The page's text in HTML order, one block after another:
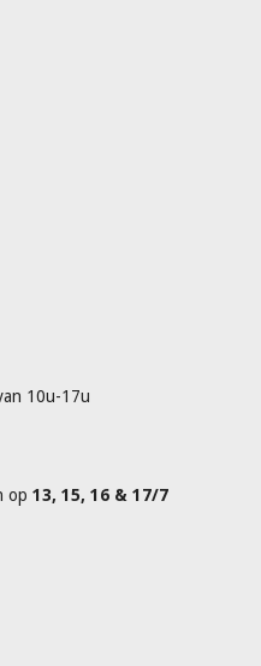
10u-17u
op13, 15, 16 & 17/7